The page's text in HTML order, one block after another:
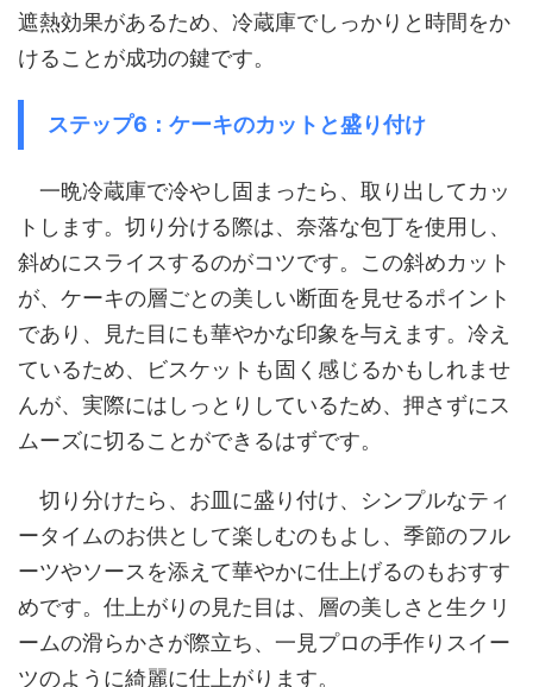
遮熱効果があるため、冷蔵庫でしっかりと時間をか
けることが成功の鍵です。
ステップ6：ケーキのカットと盛り付け
一晩冷蔵庫で冷やし固まったら、取り出してカッ
トします。切り分ける際は、奈落な包丁を使用し、
斜めにスライスするのがコツです。この斜めカット
が、ケーキの層ごとの美しい断面を見せるポイント
であり、見た目にも華やかな印象を与えます。冷え
ているため、ビスケットも固く感じるかもしれませ
んが、実際にはしっとりしているため、押さずにス
ムーズに切ることができるはずです。
切り分けたら、お皿に盛り付け、シンプルなティ
ータイムのお供として楽しむのもよし、季節のフル
ーツやソースを添えて華やかに仕上げるのもおすす
めです。仕上がりの見た目は、層の美しさと生クリ
ームの滑らかさが際立ち、一見プロの手作りスイー
ツのように綺麗に仕上がります。